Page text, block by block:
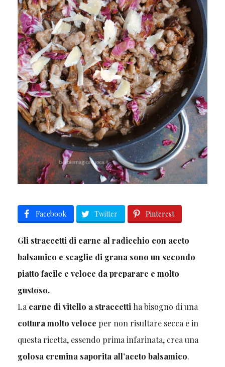
Facebook Twitter Pinterest
Gli straccetti di carne al radicchio con aceto
balsamico e scaglie di grana sono un secondo
piatto facile e veloce da preparare e molto
gustoso.
Lacarne di vitello a straccettiha bisogno di una
cottura molto veloce per non risultare secca e in
questa ricetta, essendo prima infarinata, crea una
golosa cremina saporita all’aceto balsamico.